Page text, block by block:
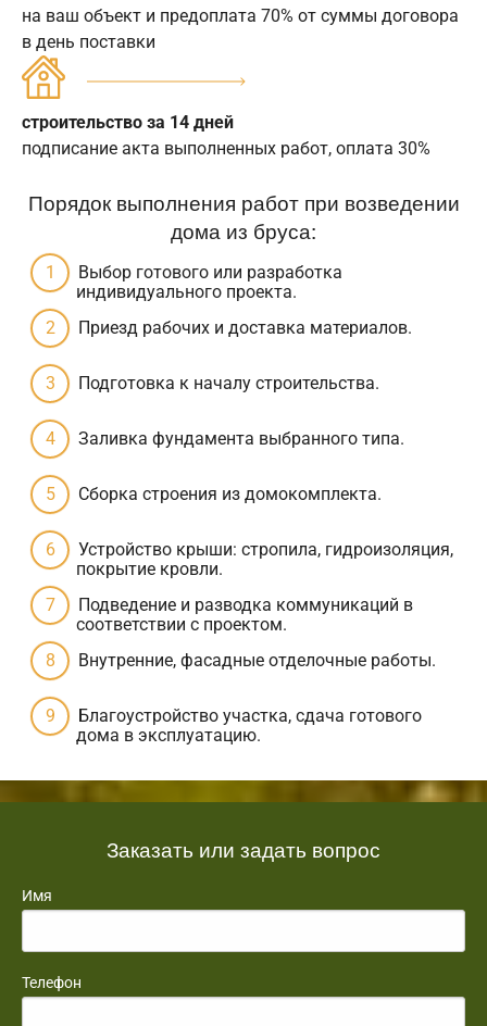
на ваш объект и предоплата 70% от суммы договора
в день поставки
строительство за 14 дней
подписание акта выполненных работ, оплата 30%
Порядок выполнения работ при возведении
дома из бруса:
Выбор готового или разработка
индивидуального проекта.
Приезд рабочих и доставка материалов.
Подготовка к началу строительства.
Заливка фундамента выбранного типа.
Сборка строения из домокомплекта.
Устройство крыши: стропила, гидроизоляция,
покрытие кровли.
Подведение и разводка коммуникаций в
соответствии с проектом.
Внутренние, фасадные отделочные работы.
Благоустройство участка, сдача готового
дома в эксплуатацию.
Заказать или задать вопрос
Имя
Телефон